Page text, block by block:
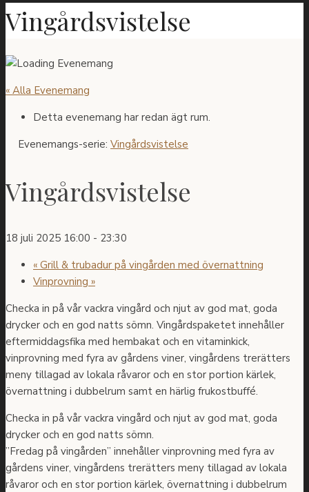
Vingårdsvistelse
« Alla Evenemang
Detta evenemang har redan ägt rum.
Evenemangs-serie: Vingårdsvistelse
Vingårdsvistelse
18 juli 2025 16:00 - 23:30
« Grill & trubadur på vingården med övernattning
Vinprovning »
Checka in på vår vackra vingård och njut av god mat, goda
drycker och en god natts sömn. Vingårdspaketet innehåller
eftermiddagsfika med hembakat och en vitaminkick,
vinprovning med fyra av gårdens viner, vingårdens trerätters
meny tillagad av lokala råvaror och en stor portion kärlek,
övernattning i dubbelrum samt en härlig frukostbuffé.
Checka in på vår vackra vingård och njut av god mat, goda
drycker och en god natts sömn.
”Fredag på vingården” innehåller vinprovning med fyra av
gårdens viner, vingårdens trerätters meny tillagad av lokala
råvaror och en stor portion kärlek, övernattning i dubbelrum